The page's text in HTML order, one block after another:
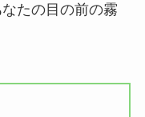
たの目の前の霧